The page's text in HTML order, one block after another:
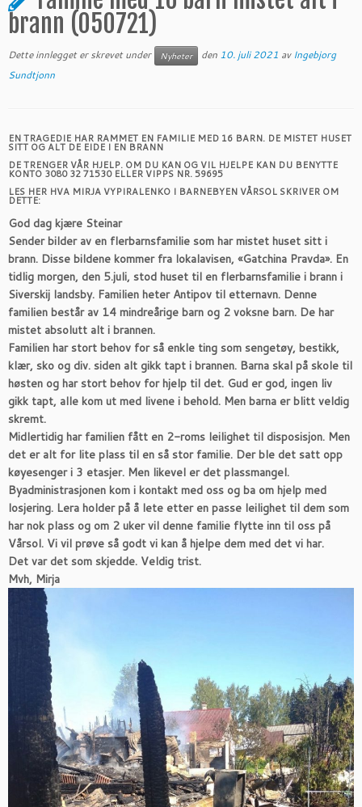
brann (050721)
Dette innlegget er skrevet under Nyheter den 10. juli 2021 av Ingebjorg
Sundtjonn
EN TRAGEDIE HAR RAMMET EN FAMILIE MED 16 BARN. DE MISTET HUSET
SITT OG ALT DE EIDE I EN BRANN
DE TRENGER VÅR HJELP. OM DU KAN OG VIL HJELPE KAN DU BENYTTE
KONTO 3080 32 71530 ELLER VIPPS NR. 59695
LES HER HVA MIRJA VYPIRALENKO I BARNEBYEN VÅRSOL SKRIVER OM
DETTE:
God dag kjære Steinar
Sender bilder av en flerbarnsfamilie som har mistet huset sitt i
brann. Disse bildene kommer fra lokalavisen, «Gatchina Pravda». En
tidlig morgen, den 5.juli, stod huset til en flerbarnsfamilie i brann i
Siverskij landsby. Familien heter Antipov til etternavn. Denne
familien består av 14 mindreårige barn og 2 voksne barn. De har
mistet absolutt alt i brannen.
Familien har stort behov for så enkle ting som sengetøy, bestikk,
klær, sko og div. siden alt gikk tapt i brannen. Barna skal på skole til
høsten og har stort behov for hjelp til det. Gud er god, ingen liv
gikk tapt, alle kom ut med livene i behold. Men barna er blitt veldig
skremt.
Midlertidig har familien fått en 2-roms leilighet til disposisjon. Men
det er alt for lite plass til en så stor familie. Der ble det satt opp
køyesenger i 3 etasjer. Men likevel er det plassmangel.
Byadministrasjonen kom i kontakt med oss og ba om hjelp med
losjering. Lera holder på å lete etter en passe leilighet til dem som
har nok plass og om 2 uker vil denne familie flytte inn til oss på
Vårsol. Vi vil prøve så godt vi kan å hjelpe dem med det vi har.
Det var det som skjedde. Veldig trist.
Mvh, Mirja